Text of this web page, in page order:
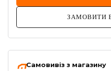
ЗАМОВИТИ
Самовивіз з магазину